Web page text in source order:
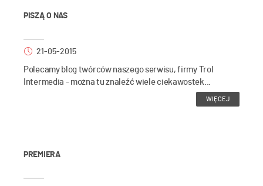
PISZĄ O NAS
21-05-2015
Polecamy blog twórców naszego serwisu, firmy Trol
Intermedia - można tu znaleźć wiele ciekawostek...
WIĘCEJ
PREMIERA